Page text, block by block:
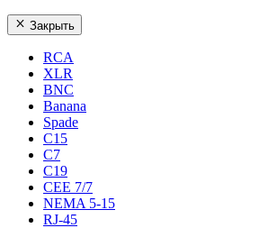
Закрыть
RCA
XLR
BNC
Banana
Spade
C15
С7
C19
CEE 7/7
NEMA 5-15
RJ-45